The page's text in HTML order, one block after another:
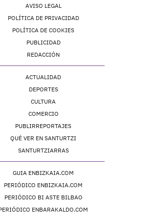
AVISO LEGAL
POLÍTICA DE PRIVACIDAD
POLÍTICA DE COOKIES
PUBLICIDAD
REDACCIÓN
ACTUALIDAD
DEPORTES
CULTURA
COMERCIO
PUBLIRREPORTAJES
QUÉ VER EN SANTURTZI
SANTURTZIARRAS
GUIA ENBIZKAIA.COM
PERIÓDICO ENBIZKAIA.COM
PERIÓDICO BI ASTE BILBAO
ENBARAKALDO.COM